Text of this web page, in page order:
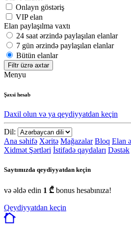
Onlayn göstəriş
VIP elan
Elan paylaşılma vaxtı
24 saat ərzində paylaşılan elanlar
7 gün ərzində paylaşılan elanlar
Bütün elanlar
Filtr üzrə axtar
Menyu
Şəxsi hesab
Daxil olun və ya qeydiyyatdan keçin
Dil:
Ana səhifə Xəritə Mağazalar Bloq Elan
Xidmət Şərtləri İstifadə qaydaları Dəstək
Saytımızda qeydiyyatdan keçin
və əldə edin 1 ₾ bonus hesabınıza!
Qeydiyyatdan keçin